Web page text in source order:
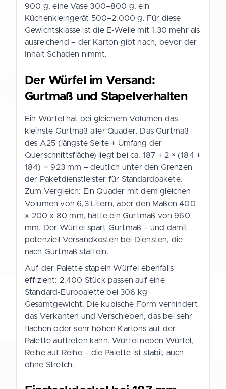
900 g, eine Vase 300–800 g, ein
Küchenkleingerät 500–2.000 g. Für diese
Gewichtsklasse ist die E-Welle mit 1.30 mehr als
ausreichend – der Karton gibt nach, bevor der
Inhalt Schaden nimmt.
Der Würfel im Versand:
Gurtmaß und Stapelverhalten
Ein Würfel hat bei gleichem Volumen das
kleinste Gurtmaß aller Quader. Das Gurtmaß
des A25 (längste Seite + Umfang der
Querschnittsfläche) liegt bei ca. 187 + 2 × (184 +
184) = 923 mm – deutlich unter den Grenzen
der Paketdienstleister für Standardpakete.
Zum Vergleich: Ein Quader mit dem gleichen
Volumen von 6,3 Litern, aber den Maßen 400
x 200 x 80 mm, hätte ein Gurtmaß von 960
mm. Der Würfel spart Gurtmaß – und damit
potenziell Versandkosten bei Diensten, die
nach Gurtmaß staffeln.
Auf der Palette stapeln Würfel ebenfalls
effizient: 2.400 Stück passen auf eine
Standard-Europalette bei 306 kg
Gesamtgewicht. Die kubische Form verhindert
das Verkanten und Verschieben, das bei sehr
flachen oder sehr hohen Kartons auf der
Palette auftreten kann. Würfel neben Würfel,
Reihe auf Reihe – die Palette ist stabil, auch
ohne Stretch.